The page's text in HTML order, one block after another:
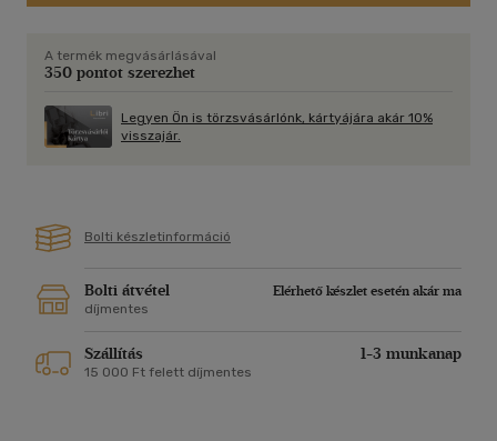
A termék megvásárlásával
350 pontot szerezhet
Legyen Ön is törzsvásárlónk, kártyájára akár 10%
visszajár.
Bolti készletinformáció
Bolti átvétel
Elérhető készlet esetén akár ma
díjmentes
Szállítás 1-3 munkanap
15 000 Ft felett díjmentes